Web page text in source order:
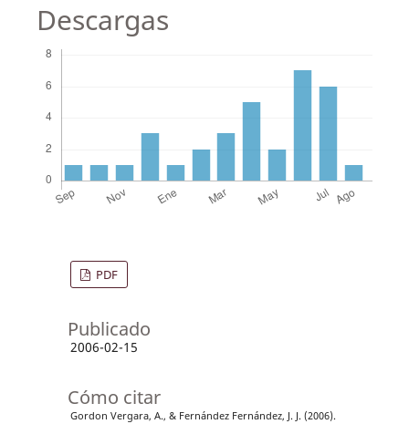
Descargas
PDF
Publicado
2006-02-15
Cómo citar
Gordon Vergara, A., & Fernández Fernández, J. J. (2006).